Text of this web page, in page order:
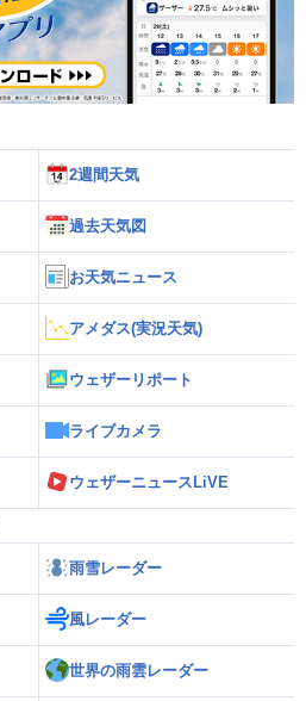
2週間天気
過去天気図
お天気ニュース
アメダス(実況天気)
ウェザーリポート
ライブカメラ
ウェザーニュースLiVE
雨雪レーダー
風レーダー
世界の雨雲レーダー